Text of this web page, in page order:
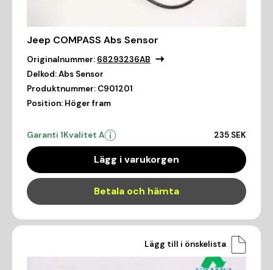
Jeep COMPASS Abs Sensor
Originalnummer: 68293236AB
Delkod:Abs Sensor
Produktnummer: C901201
Position: Höger fram
Garanti 1Kvalitet A 235 SEK
Lägg i varukorgen
Betala och hämta
Lägg till i önskelista